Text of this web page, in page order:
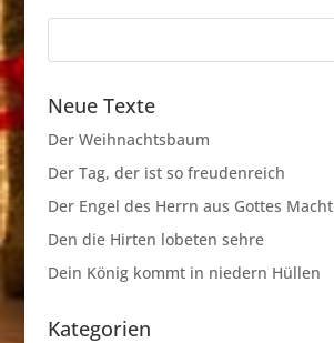
Neue Texte
Der Weihnachtsbaum
Der Tag, der ist so freudenreich
Der Engel des Herrn aus Gottes Macht
Den die Hirten lobeten sehre
Dein König kommt in niedern Hüllen
Kategorien